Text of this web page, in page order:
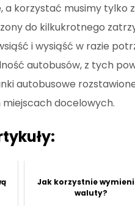
a korzystać musimy tylko
do kilkukrotnego
i wysiąść w razie
autobusów, z tych
autobusowe
docelowych.
Jak korzystnie
waluty?